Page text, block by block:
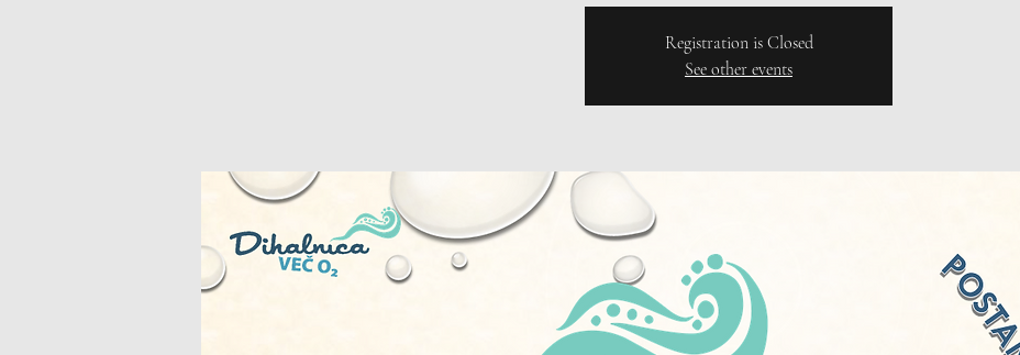
Registration is Closed
See other events